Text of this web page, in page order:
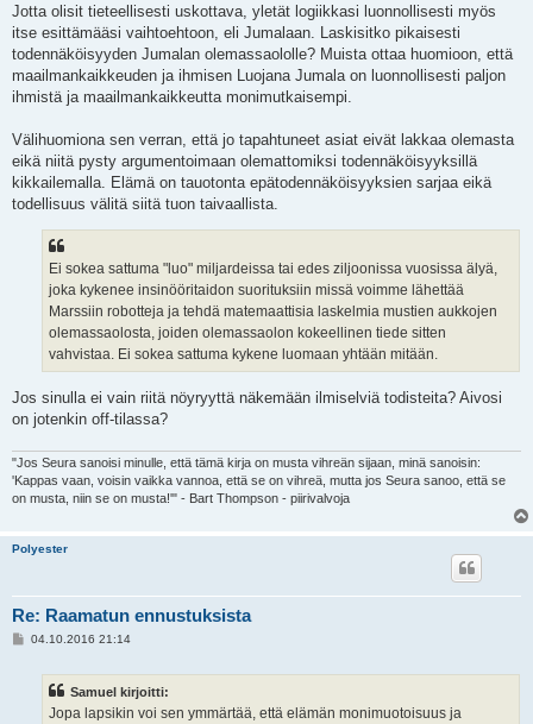
Jotta olisit tieteellisesti uskottava, yletät logiikkasi luonnollisesti myös
itse esittämääsi vaihtoehtoon, eli Jumalaan. Laskisitko pikaisesti
todennäköisyyden Jumalan olemassaololle? Muista ottaa huomioon, että
maailmankaikkeuden ja ihmisen Luojana Jumala on luonnollisesti paljon
ihmistä ja maailmankaikkeutta monimutkaisempi.
Välihuomiona sen verran, että jo tapahtuneet asiat eivät lakkaa olemasta
eikä niitä pysty argumentoimaan olemattomiksi todennäköisyyksillä
kikkailemalla. Elämä on tauotonta epätodennäköisyyksien sarjaa eikä
todellisuus välitä siitä tuon taivaallista.
Ei sokea sattuma "luo" miljardeissa tai edes ziljoonissa vuosissa älyä,
joka kykenee insinööritaidon suorituksiin missä voimme lähettää
Marssiin robotteja ja tehdä matemaattisia laskelmia mustien aukkojen
olemassaolosta, joiden olemassaolon kokeellinen tiede sitten
vahvistaa. Ei sokea sattuma kykene luomaan yhtään mitään.
Jos sinulla ei vain riitä nöyryyttä näkemään ilmiselviä todisteita? Aivosi
on jotenkin off-tilassa?
"Jos Seura sanoisi minulle, että tämä kirja on musta vihreän sijaan, minä sanoisin:
'Kappas vaan, voisin vaikka vannoa, että se on vihreä, mutta jos Seura sanoo, että se
on musta, niin se on musta!'" - Bart Thompson - piirivalvoja
Polyester
Re: Raamatun ennustuksista
V04.10.2016 21:14
Samuel kirjoitti:
Jopa lapsikin voi sen ymmärtää, että elämän monimuotoisuus ja